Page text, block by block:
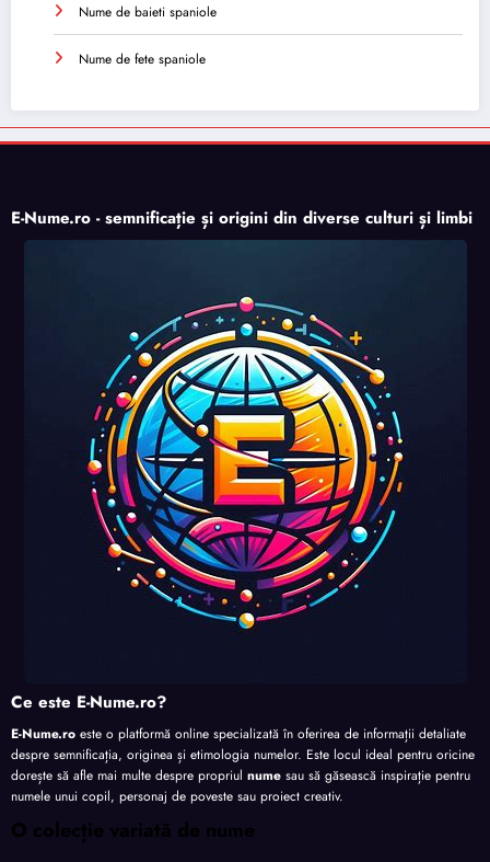
Nume de baieti spaniole
Nume de fete spaniole
E-Nume.ro - semnificație și origini din diverse culturi și limbi
Ce este E-Nume.ro?
E-Nume.ro este o platformă online specializată în oferirea de informații detaliate
despre semnificația, originea și etimologia numelor. Este locul ideal pentru oricine
dorește să afle mai multe despre propriul nume sau să găsească inspirație pentru
numele unui copil, personaj de poveste sau proiect creativ.
O colecție variată de nume